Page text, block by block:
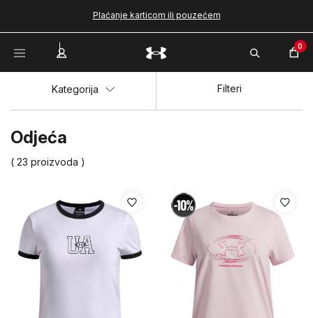
Plaćanje karticom ili pouzećem
0
Odjeća
( 23 proizvoda )
Kategorija Filteri